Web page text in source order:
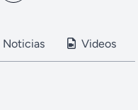
Noticias Videos